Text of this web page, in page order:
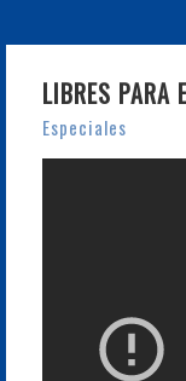
LIBRES
Especiales